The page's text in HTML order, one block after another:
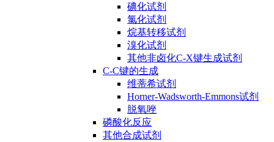
碘化试剂
氯化试剂
烷基转移试剂
溴化试剂
其他非卤化C-X键生成试剂
C-C键的生成
维蒂希试剂
Horner-Wadsworth-Emmons试剂
脱氧唑
磷酸化反应
其他合成试剂